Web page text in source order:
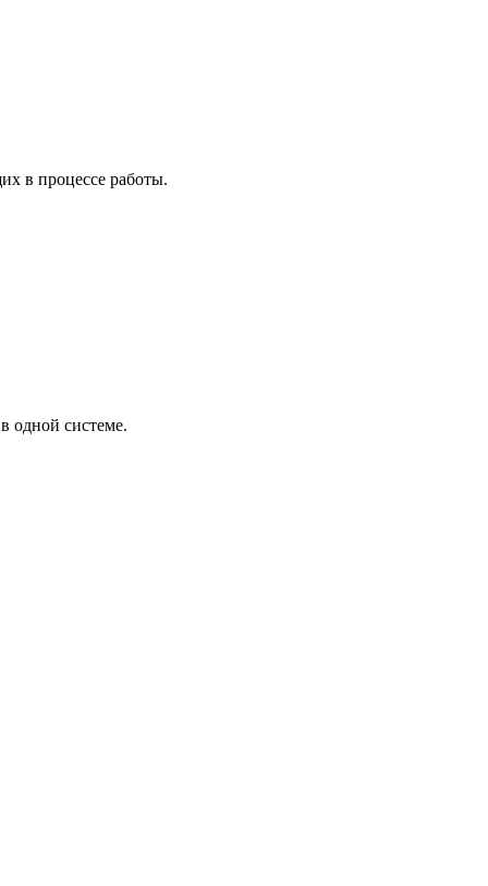
в процессе работы.
одной системе.